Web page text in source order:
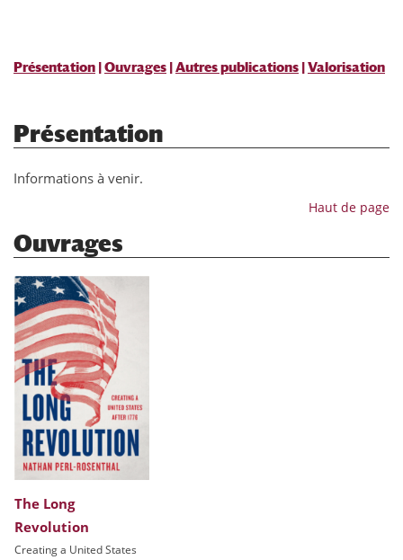
Présentation |Ouvrages |Autres publications |Valorisation
Présentation
Informations à venir.
Haut de page
Ouvrages
The Long
Revolution
Creating a United States